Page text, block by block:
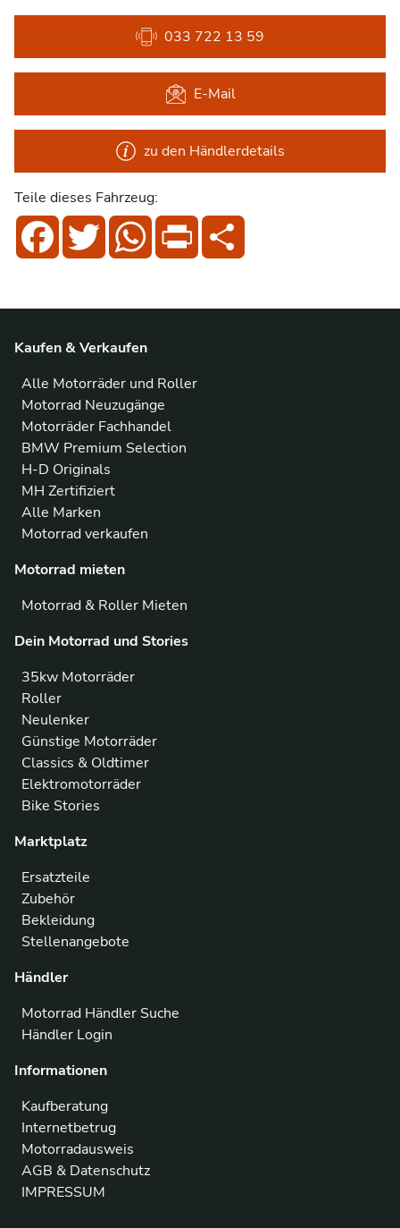
033 722 13 59
E-Mail
zu den Händlerdetails
Teile dieses Fahrzeug:
FacebookTwitterWhatsAppPrint
Kaufen & Verkaufen
Alle Motorräder und Roller
Motorrad Neuzugänge
Motorräder Fachhandel
BMW Premium Selection
H-D Originals
MH Zertifiziert
Alle Marken
Motorrad verkaufen
Motorrad mieten
Motorrad & Roller Mieten
Dein Motorrad und Stories
35kw Motorräder
Roller
Neulenker
Günstige Motorräder
Classics & Oldtimer
Elektromotorräder
Bike Stories
Marktplatz
Ersatzteile
Zubehör
Bekleidung
Stellenangebote
Händler
Motorrad Händler Suche
Händler Login
Informationen
Kaufberatung
Internetbetrug
Motorradausweis
AGB & Datenschutz
IMPRESSUM